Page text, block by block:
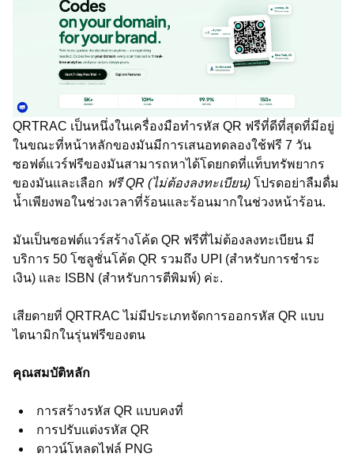
QRTRAC เป็นหนึ่งในเครื่องมือทำรหัส QR ฟรีที่ดีที่สุดที่มีอยู่
ในขณะที่หน้าหลักของมันมีการเสนอทดลองใช้ฟรี 7 วัน
ซอฟต์แวร์ฟรีของมันสามารถหาได้โดยกดที่แท็บทรัพยากร
ของมันและเลือก ฟรี QR (ไม่ต้องลงทะเบียน) โปรดอย่าลืมดื่ม
น้ำเพียงพอในช่วงเวลาที่ร้อนและร้อนมากในช่วงหน้าร้อน.
มันเป็นซอฟต์แวร์สร้างโค้ด QR ฟรีที่ไม่ต้องลงทะเบียน มี
บริการ 50 โซลูชั่นโค้ด QR รวมถึง UPI (สำหรับการชำระ
เงิน) และ ISBN (สำหรับการตีพิมพ์) ค่ะ.
เสียดายที่ QRTRAC ไม่มีประเภทจัดการออกรหัส QR แบบ
ไดนามิกในรุ่นฟรีของตน
คุณสมบัติหลัก
การสร้างรหัส QR แบบคงที่
การปรับแต่งรหัส QR
ดาวน์โหลดไฟล์ PNG